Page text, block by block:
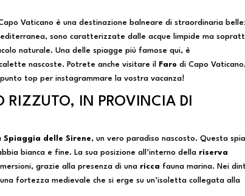
Vaticano è una destinazione balneare di straordinaria
sono caratterizzate dalle acque limpide ma
naturale. Una delle spiagge più famose qui, è
nascoste. Potrete anche visitare il Faro di Capo
top per instagrammare la vostra vacanza!
RIZZUTO, IN PROVINCIA DI
Spiaggia delle Sirene, un vero paradiso nascosto. Questa
bianca e fine. La sua posizione all’interno della riserva
grazie alla presenza di una ricca fauna marina. Nei
fortezza medievale che si erge su un’isoletta collegata alla